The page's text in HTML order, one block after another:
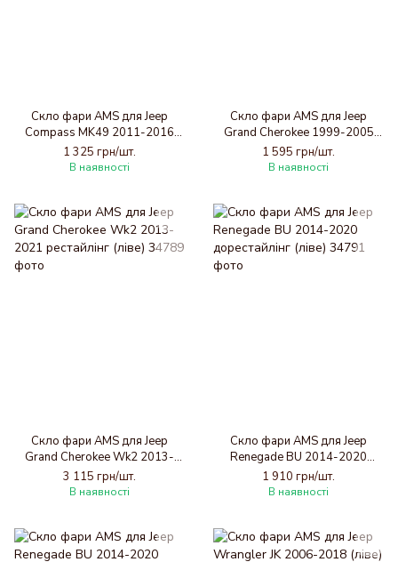
Скло фари AMS для Jeep
Compass MK49 2011-2016
рестайлінг (праве)
1 325 грн/шт.
В наявності
Скло фари AMS для Jeep
Grand Cherokee 1999-2005
(ліве)
1 595 грн/шт.
В наявності
Скло фари AMS для Jeep
Grand Cherokee Wk2 2013-
2021 рестайлінг (ліве)
3 115 грн/шт.
В наявності
Скло фари AMS для Jeep
Renegade BU 2014-2020
дорестайлінг (ліве)
1 910 грн/шт.
В наявності